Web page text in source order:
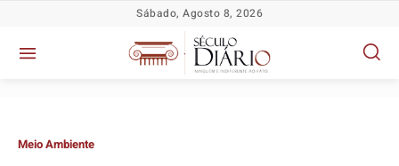
Sábado, Agosto 8, 2026
Meio Ambiente